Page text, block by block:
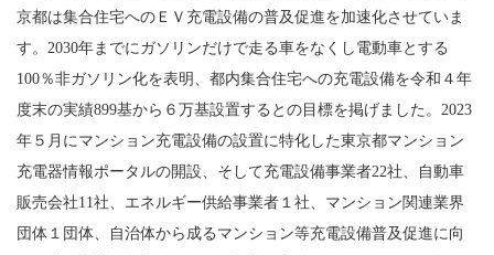
京都は集合住宅へのＥＶ充電設備の普及促進を加速化させていま
す。2030年までにガソリンだけで走る車をなくし電動車とする
100％非ガソリン化を表明、都内集合住宅への充電設備を令和４年
度末の実績899基から６万基設置するとの目標を掲げました。2023
年５月にマンション充電設備の設置に特化した東京都マンション
充電器情報ポータルの開設、そして充電設備事業者22社、自動車
販売会社11社、エネルギー供給事業者１社、マンション関連業界
団体１団体、自治体から成るマンション等充電設備普及促進に向